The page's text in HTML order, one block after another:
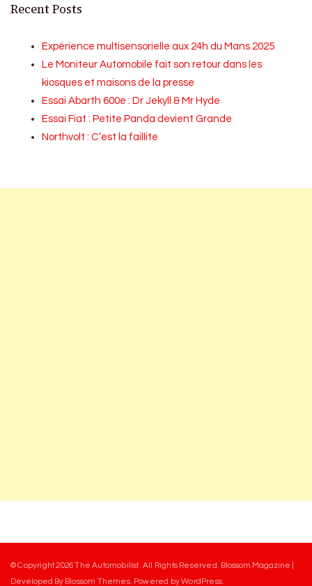
Recent Posts
Expérience multisensorielle aux 24h du Mans 2025
Le Moniteur Automobile fait son retour dans les
kiosques et maisons de la presse
Essai Abarth 600e : Dr Jekyll & Mr Hyde
Essai Fiat : Petite Panda devient Grande
Northvolt : C’est la faillite
© Copyright 2026The Automobilist. All Rights Reserved. Blossom Magazine |
Developed By Blossom Themes. Powered byWordPress